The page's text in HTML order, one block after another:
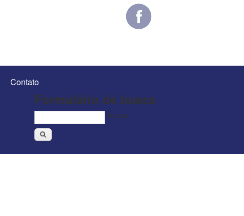
Contato
Formulário de busca
Buscar